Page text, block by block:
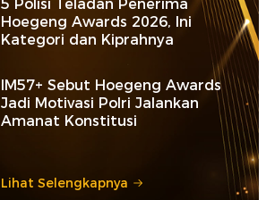
5 Polisi Teladan Penerima
Hoegeng Awards 2026, Ini
Kategori dan Kiprahnya
IM57+ Sebut Hoegeng Awards
Jadi Motivasi Polri Jalankan
Amanat Konstitusi
Lihat Selengkapnya